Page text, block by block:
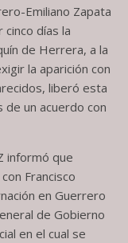
Emiliano Zapata
días la
de Herrera, a la
la aparición con
liberó esta
de un acuerdo con
informó que
Francisco
en Guerrero
de Gobierno
en el cual se